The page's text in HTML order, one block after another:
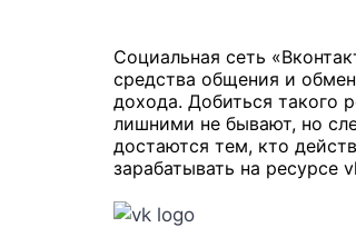
Социальная сеть
средства общения и
дохода. Добиться такого
лишними не бывают, но
достаются тем, кто
зарабатывать на ресурсе